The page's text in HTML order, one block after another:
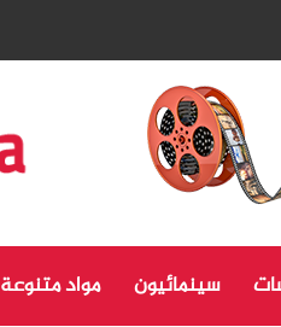
سينمائيون مواد متنوعة